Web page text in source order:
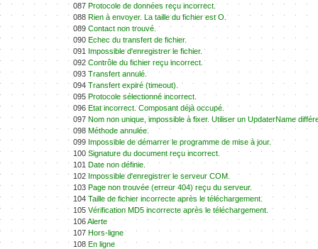
087 Protocole de données reçu incorrect.
088 Rien à envoyer. La taille du fichier est O.
089 Contact non trouvé.
090 Echec du transfert de fichier.
091 Impossible d'enregistrer le fichier.
092 Contrôle du fichier reçu incorrect.
093 Transfert annulé.
094 Transfert expiré (timeout).
095 Protocole sélectionné incorrect.
096 Etat incorrect. Composant déjà occupé.
097 Nom non unique, impossible à fixer. Utiliser un UpdaterName
098 Méthode annulée.
099 Impossible de démarrer le programme de mise à jour.
100 Signature du document reçu incorrect.
101 Date non définie.
102 Impossible d'enregistrer le serveur COM.
103 Page non trouvée (erreur 404) reçu du serveur.
104 Taille de fichier incorrecte après le téléchargement.
105 Vérification MD5 incorrecte après le téléchargement.
106Alerte
107 Hors-ligne
108 En ligne